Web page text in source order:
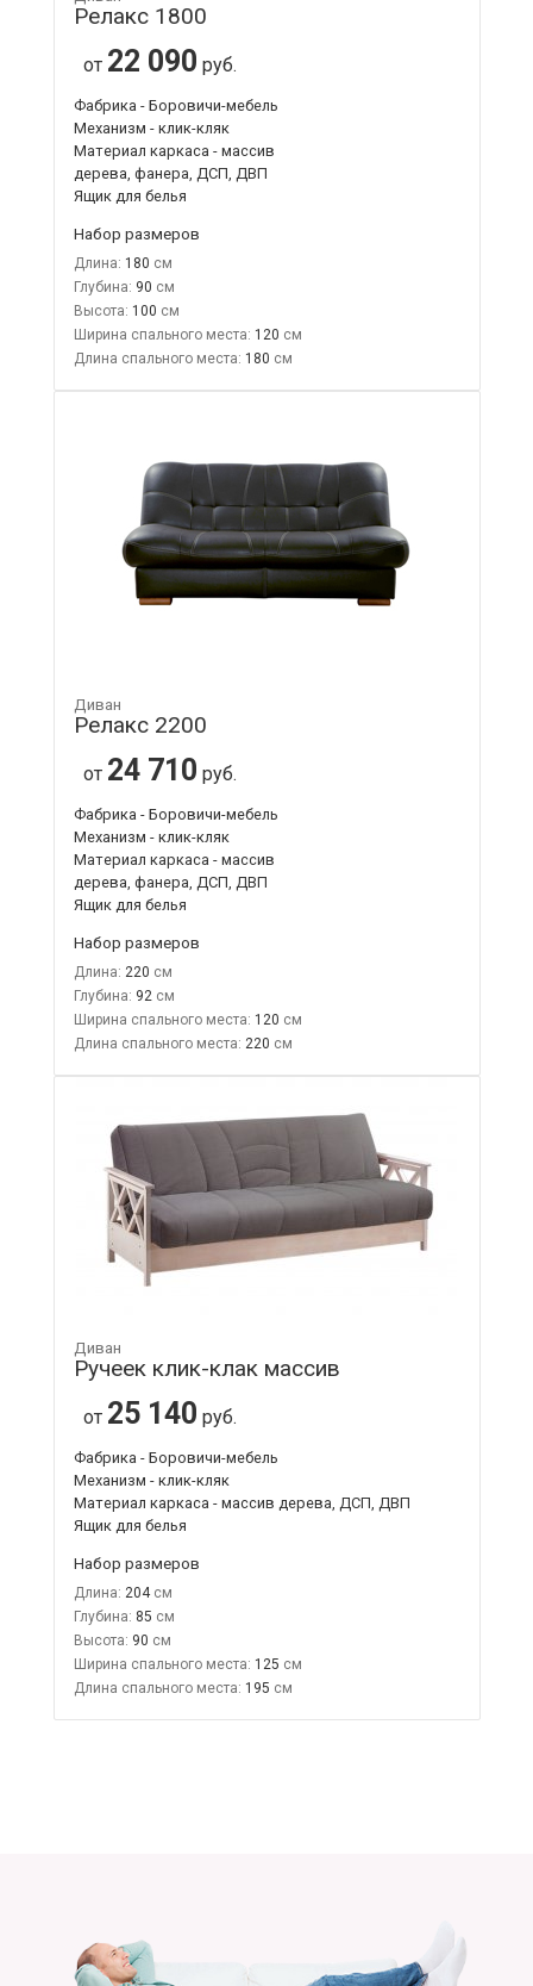
Релакс 1800
от 22 090 руб.
Фабрика - Боровичи-мебель
Механизм - клик-кляк
Материал каркаса - массив
дерева, фанера, ДСП, ДВП
Ящик для белья
Набор размеров
Длина: 180
Глубина: 90
Высота: 100
Ширина спального места: 120
Длина спального места: 180
Диван
Релакс 2200
от 24 710 руб.
Фабрика - Боровичи-мебель
Механизм - клик-кляк
Материал каркаса - массив
дерева, фанера, ДСП, ДВП
Ящик для белья
Набор размеров
Длина: 220
Глубина: 92
Ширина спального места: 120
Длина спального места: 220
Диван
Ручеек клик-клак массив
от 25 140 руб.
Фабрика - Боровичи-мебель
Механизм - клик-кляк
Материал каркаса - массив дерева, ДСП, ДВП
Ящик для белья
Набор размеров
Длина: 204
Глубина: 85
Высота: 90
Ширина спального места: 125
Длина спального места: 195